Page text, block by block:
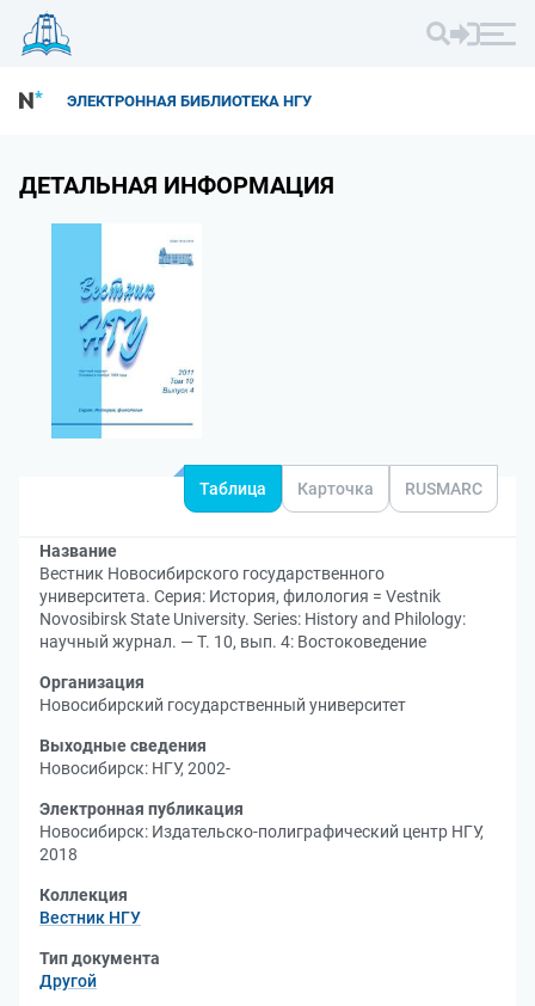
ЭЛЕКТРОННАЯ БИБЛИОТЕКА НГУ
ДЕТАЛЬНАЯ ИНФОРМАЦИЯ
Таблица Карточка RUSMARC
Название
Вестник Новосибирского государственного
университета. Серия: История, филология = Vestnik
Novosibirsk State University. Series: History and Philology:
научный журнал. — Т. 10, вып. 4: Востоковедение
Организация
Новосибирский государственный университет
Выходные сведения
Новосибирск: НГУ, 2002-
Электронная публикация
Новосибирск: Издательско-полиграфический центр НГУ,
2018
Коллекция
Вестник НГУ
Тип документа
Другой